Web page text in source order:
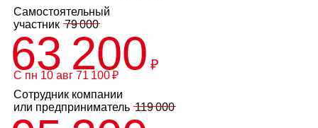
Самостоятельный
участник79 000
63 200 ₽
С пн 10 авг 71 100 ₽
Сотрудник компании
или предприниматель119 000